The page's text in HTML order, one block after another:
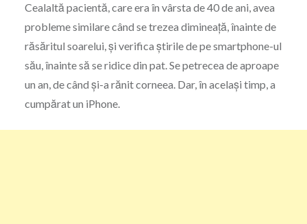
Cealaltă pacientă, care era în vârsta de 40 de ani, avea
probleme similare când se trezea dimineață, înainte de
răsăritul soarelui, și verifica știrile de pe smartphone-ul
său, înainte să se ridice din pat. Se petrecea de aproape
un an, de când și-a rănit corneea. Dar, în același timp, a
cumpărat un iPhone.